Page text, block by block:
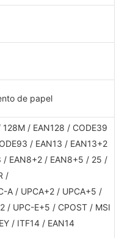
de papel
128M / EAN128 / CODE39
/ EAN13 / EAN13+2
/ EAN8+2 / EAN8+5 / 25 /
/
A / UPCA+2 / UPCA+5 /
/ UPC-E+5 / CPOST / MSI
/ ITF14 / EAN14